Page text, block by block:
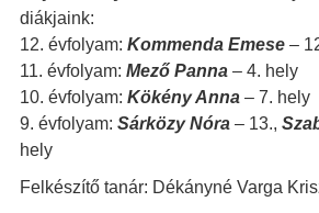
diákjaink:
12. évfolyam: Kommenda Emese–
11. évfolyam: Mező Panna– 4. hely
10. évfolyam: Kökény Anna– 7. hely
9. évfolyam: Sárközy Nóra– 13.,
hely
Felkészítő tanár: Dékányné Varga